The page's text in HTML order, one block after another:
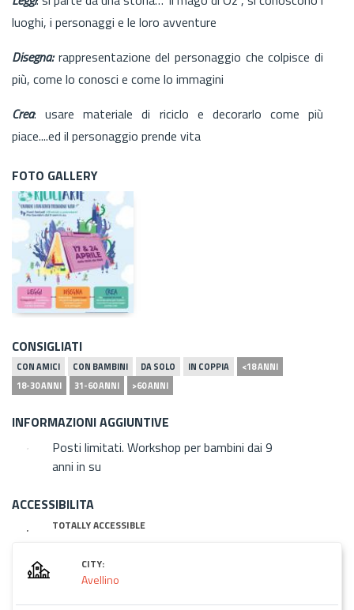
luoghi, i personaggi e le loro avventure
Disegna:rappresentazione del personaggio che colpisce di
più, come lo conosci e come lo immagini
Crea: usare materiale di riciclo e decorarlo come più
piace....ed il personaggio prende vita
FOTO GALLERY
CONSIGLIATI
CON AMICI CON BAMBINI DA SOLO IN COPPIA
<18 ANNI
18-30 ANNI
31-60 ANNI >60 ANNI
INFORMAZIONI AGGIUNTIVE
Posti limitati. Workshop per bambini dai 9
anni in su
ACCESSIBILITA
TOTALLY ACCESSIBLE
CITY:
Avellino